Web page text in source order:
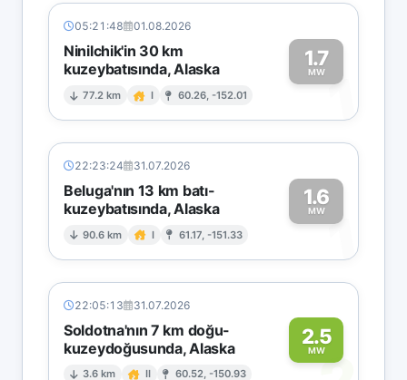
05:21:48 01.08.2026
Ninilchik'in 30 km
kuzeybatısında, Alaska
77.2 km I 60.26, -152.01
1.7
MW1
22:23:24 31.07.2026
Beluga'nın 13 km batı-
kuzeybatısında, Alaska
90.6 km I 61.17, -151.33
1.6
MW1
22:05:13 31.07.2026
Soldotna'nın 7 km doğu-
kuzeydoğusunda, Alaska
3.6 km II 60.52, -150.93
2.5
MW